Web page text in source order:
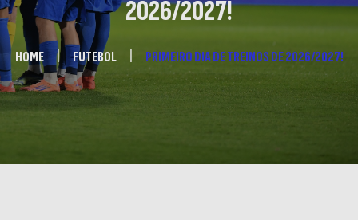
2026/2027!
HOME FUTEBOL PRIMEIRO DIA DE TREINOS DE 2026/2027!